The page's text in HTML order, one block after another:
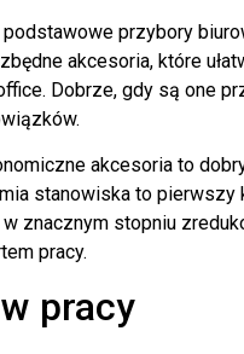
przybory
akcesoria, które
. Dobrze, gdy są one
akcesoria to
stanowiska to pierwszy
w znacznym stopniu
pracy.
pracy